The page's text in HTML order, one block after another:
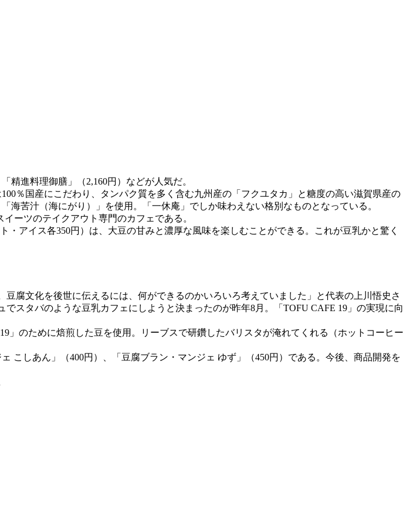
進料理御膳」（2,160円）などが人気だ。
％国産にこだわり、タンパク質を多く含む九州産の「フクユタカ」と糖度の高い滋賀県産の
海苦汁（海にがり）」を使用。「一休庵」でしか味わえない格別なものとなっている。
ーツのテイクアウト専門のカフェである。
アイス各350円）は、大豆の甘みと濃厚な風味を楽しむことができる。これが豆乳かと驚く
腐文化を後世に伝えるには、何ができるのかいろいろ考えていました」と代表の上川悟史さ
スタバのような豆乳カフェにしようと決まったのが昨年8月。「TOFU CAFE 19」の実現に向
のために焙煎した豆を使用。リーブスで研鑽したバリスタが淹れてくれる（ホットコーヒー
しあん」（400円）、「豆腐ブラン・マンジェ ゆず」（450円）である。今後、商品開発を